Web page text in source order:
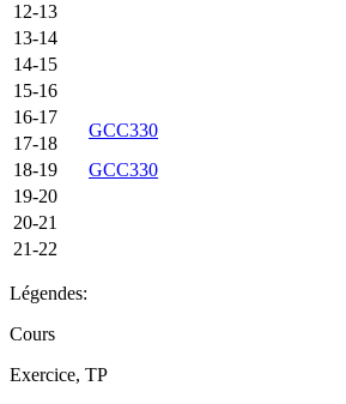
12-13
13-14
14-15
15-16
16-17
GCC330
17-18
18-19
GCC330
19-20
20-21
21-22
Légendes:
Cours
Exercice, TP